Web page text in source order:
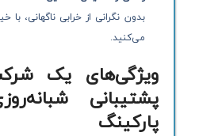
بدون نگرانی از خرابی ناگهانی، با
می‌کنید.
ویژگی‌های یک
پشتیبانی
پارکینگ